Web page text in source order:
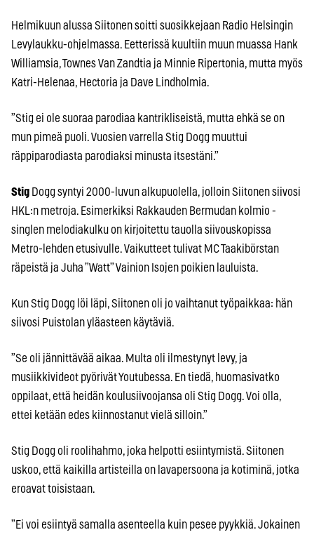
Helmikuun alussa Siitonen soitti suosikkejaan Radio Helsingin
Levylaukku-ohjelmassa. Eetterissä kuultiin muun muassa Hank
Williamsia, Townes Van Zandtia ja Minnie Ripertonia, mutta myös
Katri-Helenaa, Hectoria ja Dave Lindholmia.
”Stig ei ole suoraa parodiaa kantrikliseistä, mutta ehkä se on
mun pimeä puoli. Vuosien varrella Stig Dogg muuttui
räppiparodiasta parodiaksi minusta itsestäni.”
Stig Dogg syntyi 2000-luvun alkupuolella, jolloin Siitonen siivosi
HKL:n metroja. Esimerkiksi Rakkauden Bermudan kolmio -
singlen melodiakulku on kirjoitettu tauolla siivouskopissa
Metro-lehden etusivulle. Vaikutteet tulivat MC Taakibörstan
räpeistä ja Juha ”Watt” Vainion Isojen poikien lauluista.
Kun Stig Dogg löi läpi, Siitonen oli jo vaihtanut työpaikkaa: hän
siivosi Puistolan yläasteen käytäviä.
”Se oli jännittävää aikaa. Multa oli ilmestynyt levy, ja
musiikkivideot pyörivät Youtubessa. En tiedä, huomasivatko
oppilaat, että heidän koulusiivoojansa oli Stig Dogg. Voi olla,
ettei ketään edes kiinnostanut vielä silloin.”
Stig Dogg oli roolihahmo, joka helpotti esiintymistä. Siitonen
uskoo, että kaikilla artisteilla on lavapersoona ja kotiminä, jotka
eroavat toisistaan.
”Ei voi esiintyä samalla asenteella kuin pesee pyykkiä. Jokainen